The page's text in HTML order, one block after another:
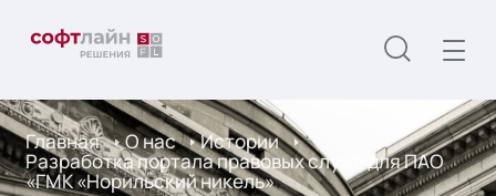
Главная О нас Истории
Разработка портала правовых служб для ПАО
«ГМК «Норильский никель»